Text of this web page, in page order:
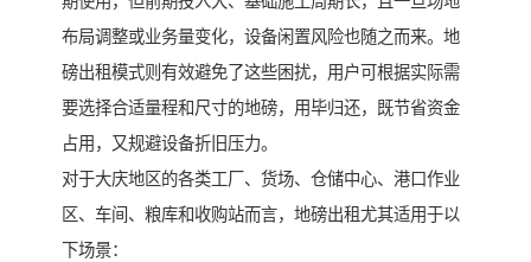
布局调整或业务量变化，设备闲置风险也随之而来。地
磅出租模式则有效避免了这些困扰，用户可根据实际需
要选择合适量程和尺寸的地磅，用毕归还，既节省资金
占用，又规避设备折旧压力。
对于大庆地区的各类工厂、货场、仓储中心、港口作业
区、车间、粮库和收购站而言，地磅出租尤其适用于以
下场景：